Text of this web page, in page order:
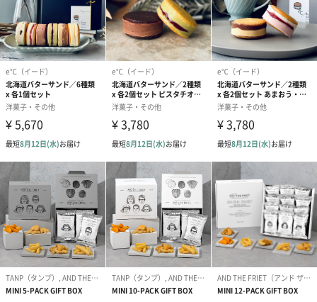
ココナッツとパイナップルの香りと甘みが拡がり、しっとりとし
たバターの中に南国らしさが絶妙に表れます。
e℃（イード）
「e℃（イード）」は、カフェ巡りが大好きな夫婦が立ち上げた、
シンプルな厳選素材を使用した洋菓子ブランド。日本酒酒蔵を経
営していた夫と、航空産業に従事する妻が、世界中から愛される
品質にこだわったお菓子を届けたい、という想いから、2024年8
月に誕生しました。北海道産バターを使用し、職人の技で生み出
されるお菓子は、シェアしたくなる美味しさ。バターサンド、ク
ッキー缶、リーフパイ、ゆず酒を販売。
#40代 #50代 #60代 #70代 #80代 #90代